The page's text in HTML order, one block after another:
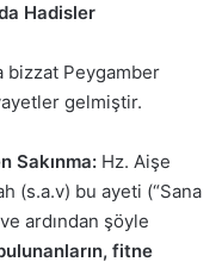
Hadisler
bizzat Peygamber
gelmiştir.
Sakınma: Hz. Aişe
(s.a.v) bu ayeti (“Sana
ardından şöyle
fitne